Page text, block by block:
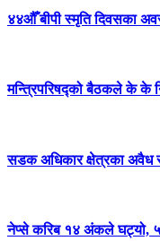
४४औँ बीपी स्मृति दिवसका
मन्त्रिपरिषद्को बैठकले के के
सडक अधिकार क्षेत्रका अवैध
नेप्से करिब १४ अंकले घट्यो, ५